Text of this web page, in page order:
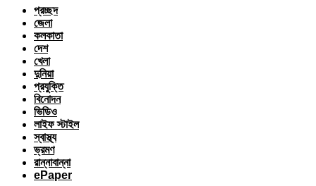
প্রচ্ছদ
জেলা
কলকাতা
দেশ
খেলা
দুনিয়া
প্রযুক্তি
বিনোদন
ভিডিও
লাইফ স্টাইল
স্বাস্থ্য
ভ্রমণ
রান্নাবান্না
ePaper